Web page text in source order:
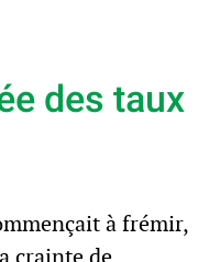
des taux
à frémir,